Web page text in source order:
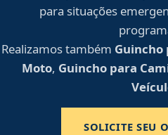
para situações
Realizamos também Guincho
Moto, Guincho para
SOLICITE SEU